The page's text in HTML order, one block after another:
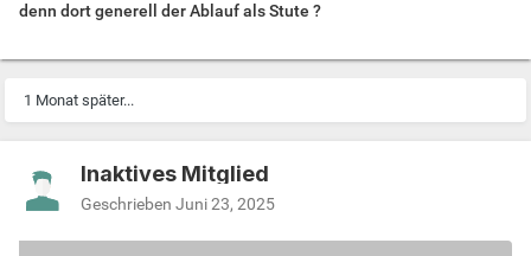
denn dort generell der Ablauf als Stute ?
1 Monat später...
Inaktives Mitglied
Geschrieben Juni 23, 2025